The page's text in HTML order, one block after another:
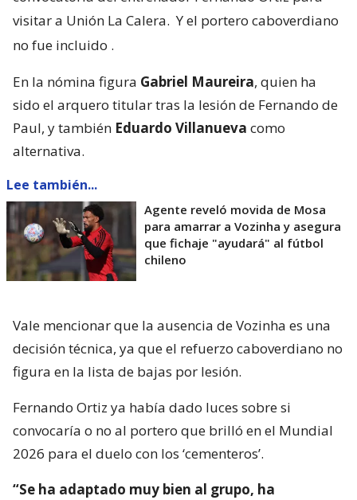
visitar a Unión La Calera. Y el portero caboverdiano
no fue incluido .
En la nómina figura Gabriel Maureira, quien ha
sido el arquero titular tras la lesión de Fernando de
Paul, y también Eduardo Villanueva como
alternativa.
Lee también...
Agente reveló movida de Mosa
para amarrar a Vozinha y asegura
que fichaje "ayudará" al fútbol
chileno
Vale mencionar que la ausencia de Vozinha es una
decisión técnica, ya que el refuerzo caboverdiano no
figura en la lista de bajas por lesión.
Fernando Ortiz ya había dado luces sobre si
convocaría o no al portero que brilló en el Mundial
2026 para el duelo con los ‘cementeros’.
“Se ha adaptado muy bien al grupo, ha